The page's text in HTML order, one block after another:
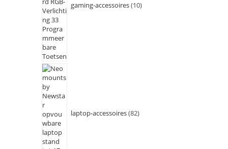
gaming-accessoires 10
laptop-accessoires 82